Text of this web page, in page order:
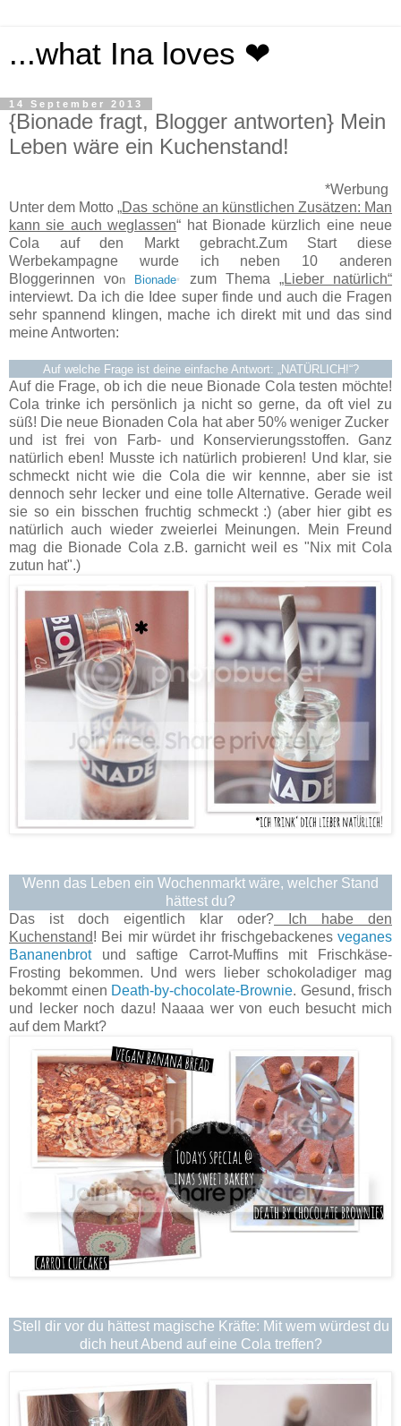
...what Ina loves ❤
14 September 2013
{Bionade fragt, Blogger antworten} Mein
Leben wäre ein Kuchenstand!
*Werbung
Unter dem Motto „Das schöne an künstlichen Zusätzen: Man
kann sie auch weglassen“ hat Bionade kürzlich eine neue
Cola auf den Markt gebracht.Zum Start diese
Werbekampagne wurde ich neben 10 anderen
Bloggerinnen von Bionade* zum Thema „Lieber natürlich“
interviewt. Da ich die Idee super finde und auch die Fragen
sehr spannend klingen, mache ich direkt mit und das sind
meine Antworten:
Auf welche Frage ist deine einfache Antwort: „NATÜRLICH!“?
Auf die Frage, ob ich die neue Bionade Cola testen möchte!
Cola trinke ich persönlich ja nicht so gerne, da oft viel zu
süß! Die neue Bionaden Cola hat aber 50% weniger Zucker
und ist frei von Farb- und Konservierungsstoffen. Ganz
natürlich eben! Musste ich natürlich probieren! Und klar, sie
schmeckt nicht wie die Cola die wir kennne, aber sie ist
dennoch sehr lecker und eine tolle Alternative. Gerade weil
sie so ein bisschen fruchtig schmeckt :) (aber hier gibt es
natürlich auch wieder zweierlei Meinungen. Mein Freund
mag die Bionade Cola z.B. garnicht weil es "Nix mit Cola
zutun hat".)
Wenn das Leben ein Wochenmarkt wäre, welcher Stand
hättest du?
Das ist doch eigentlich klar oder? Ich habe den
Kuchenstand! Bei mir würdet ihr frischgebackenes veganes
Bananenbrotund saftige Carrot-Muffins mit Frischkäse-
Frosting bekommen. Und wers lieber schokoladiger mag
bekommt einen Death-by-chocolate-Brownie. Gesund, frisch
und lecker noch dazu! Naaaa wer von euch besucht mich
auf dem Markt?
Stell dir vor du hättest magische Kräfte: Mit wem würdest du
dich heut Abend auf eine Cola treffen?